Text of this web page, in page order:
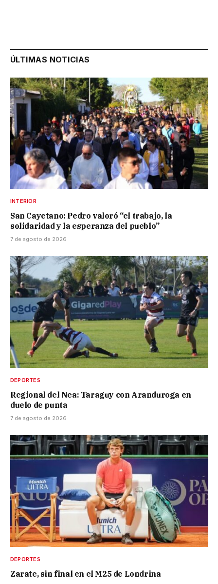
ÚLTIMAS NOTICIAS
INTERIOR
San Cayetano: Pedro valoró “el trabajo, la
solidaridad y la esperanza del pueblo”
7 de agosto de 2026
DEPORTES
Regional del Nea: Taraguy con Aranduroga en
duelo de punta
7 de agosto de 2026
DEPORTES
Zarate, sin final en el M25 de Londrina